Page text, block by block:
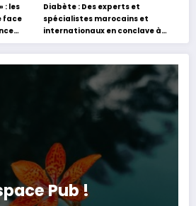
: les
face
Diabète : Des experts et
spécialistes marocains et
internationaux en conclave à
Tanger
Pub !